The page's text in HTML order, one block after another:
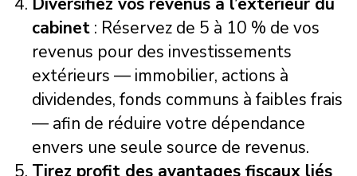
cabinet : Réservez de 5 à 10 % de vos
revenus pour des investissements
extérieurs — immobilier, actions à
dividendes, fonds communs à faibles frais
— afin de réduire votre dépendance
envers une seule source de revenus.
Tirez profit des avantages fiscaux liés